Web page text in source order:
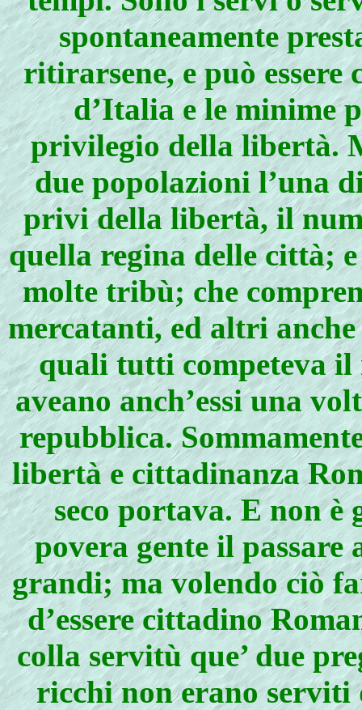
spontaneamente
ritirarsene, e può
d’Italia e le minime
privilegio della libertà.
due popolazioni l’una
privi della libertà, il
quella regina delle città;
molte tribù; che
mercatanti, ed altri
quali tutti competeva
aveano anch’essi una
repubblica.
libertà e cittadinanza
seco portava. E non è
povera gente il passare
grandi; ma volendo ciò
d’essere cittadino
colla servitù que’ due
ricchi non erano serviti